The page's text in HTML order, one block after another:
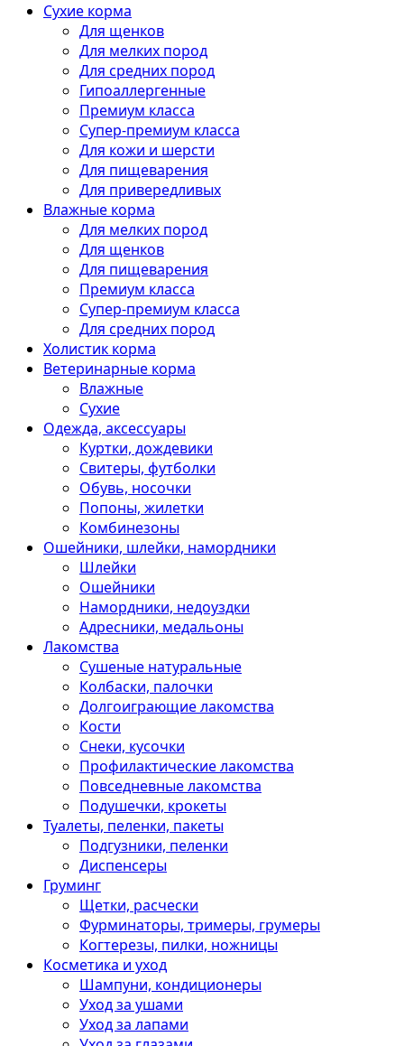
Сухие корма
Для щенков
Для мелких пород
Для средних пород
Гипоаллергенные
Премиум класса
Супер-премиум класса
Для кожи и шерсти
Для пищеварения
Для привередливых
Влажные корма
Для мелких пород
Для щенков
Для пищеварения
Премиум класса
Супер-премиум класса
Для средних пород
Холистик корма
Ветеринарные корма
Влажные
Сухие
Одежда, аксессуары
Куртки, дождевики
Свитеры, футболки
Обувь, носочки
Попоны, жилетки
Комбинезоны
Ошейники, шлейки, намордники
Шлейки
Ошейники
Намордники, недоуздки
Адресники, медальоны
Лакомства
Сушеные натуральные
Колбаски, палочки
Долгоиграющие лакомства
Кости
Снеки, кусочки
Профилактические лакомства
Повседневные лакомства
Подушечки, крокеты
Туалеты, пеленки, пакеты
Подгузники, пеленки
Диспенсеры
Груминг
Щетки, расчески
Фурминаторы, тримеры, грумеры
Когтерезы, пилки, ножницы
Косметика и уход
Шампуни, кондиционеры
Уход за ушами
Уход за лапами